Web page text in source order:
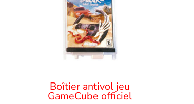
Boîtier antivol jeu
GameCube officiel